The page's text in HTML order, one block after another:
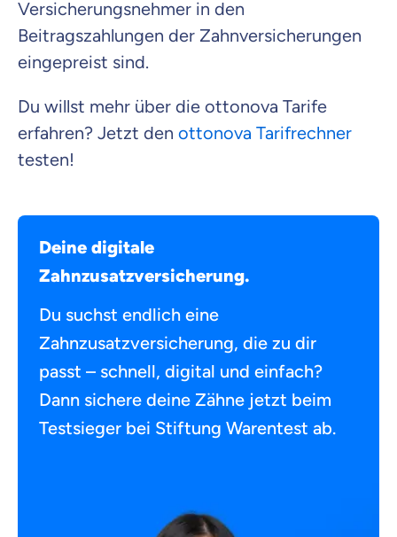
Versicherungsnehmer in den
Beitragszahlungen der Zahnversicherungen
eingepreist sind.
Du willst mehr über die ottonova Tarife
erfahren? Jetzt den ottonova Tarifrechner
testen!
Deine digitale
Zahnzusatzversicherung.
Du suchst endlich eine
Zahnzusatzversicherung, die zu dir
passt – schnell, digital und einfach?
Dann sichere deine Zähne jetzt beim
Testsieger bei Stiftung Warentest ab.